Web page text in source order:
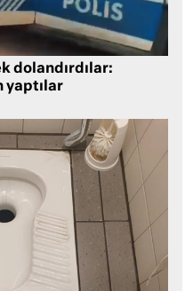
dolandırdılar:
yaptılar